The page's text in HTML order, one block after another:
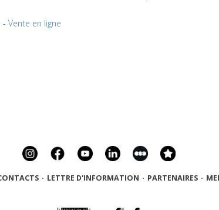
- Vente en ligne
· LETTRE D'INFORMATION · PARTENAIRES ·